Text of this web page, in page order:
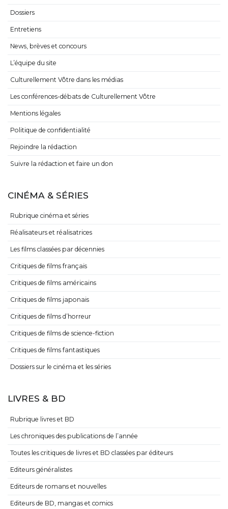
Dossiers
Entretiens
News, brèves et concours
L’équipe du site
Culturellement Vôtre dans les médias
Les conférences-débats de Culturellement Vôtre
Mentions légales
Politique de confidentialité
Rejoindre la rédaction
Suivre la rédaction et faire un don
CINÉMA & SÉRIES
Rubrique cinéma et séries
Réalisateurs et réalisatrices
Les films classées par décennies
Critiques de films français
Critiques de films américains
Critiques de films japonais
Critiques de films d’horreur
Critiques de films de science-fiction
Critiques de films fantastiques
Dossiers sur le cinéma et les séries
LIVRES & BD
Rubrique livres et BD
Les chroniques des publications de l’année
Toutes les critiques de livres et BD classées par éditeurs
Editeurs généralistes
Editeurs de romans et nouvelles
Editeurs de BD, mangas et comics